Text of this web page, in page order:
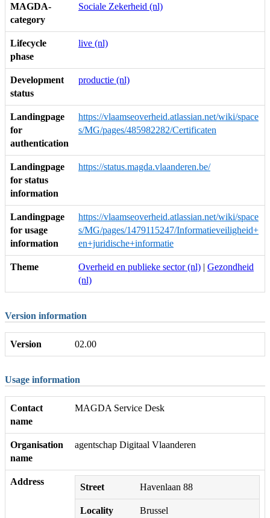
MAGDA-
category
Sociale Zekerheid (nl)
Lifecycle
phase
live (nl)
Development
status
productie (nl)
Landingpage
for
authentication
https://vlaamseoverheid.atlassian.net/wiki/space
s/MG/pages/485982282/Certificaten
Landingpage
for status
information
https://status.magda.vlaanderen.be/
Landingpage
for usage
information
https://vlaamseoverheid.atlassian.net/wiki/space
s/MG/pages/1479115247/Informatieveiligheid+
en+juridische+informatie
Theme Overheid en publieke sector (nl) | Gezondheid
(nl)
Version information
Version 02.00
Usage information
Contact
name
MAGDA Service Desk
Organisation
name
agentschap Digitaal Vlaanderen
Address
Street Havenlaan 88
Locality Brussel